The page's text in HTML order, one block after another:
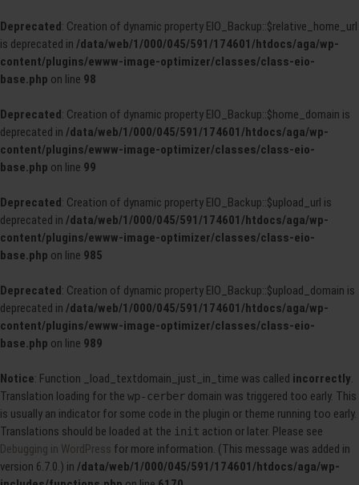
Deprecated: Creation of dynamic property EIO_Backup::$relative_home_url
is deprecated in /data/web/1/000/045/591/174601/htdocs/aga/wp-
content/plugins/ewww-image-optimizer/classes/class-eio-
base.php on line 98
Deprecated: Creation of dynamic property EIO_Backup::$home_domain is
deprecated in /data/web/1/000/045/591/174601/htdocs/aga/wp-
content/plugins/ewww-image-optimizer/classes/class-eio-
base.php on line 99
Deprecated: Creation of dynamic property EIO_Backup::$upload_url is
deprecated in /data/web/1/000/045/591/174601/htdocs/aga/wp-
content/plugins/ewww-image-optimizer/classes/class-eio-
base.php on line 985
Deprecated: Creation of dynamic property EIO_Backup::$upload_domain is
deprecated in /data/web/1/000/045/591/174601/htdocs/aga/wp-
content/plugins/ewww-image-optimizer/classes/class-eio-
base.php on line 989
Notice: Function _load_textdomain_just_in_time was called incorrectly.
Translation loading for the wp-cerber domain was triggered too early. This
is usually an indicator for some code in the plugin or theme running too early.
Translations should be loaded at the init action or later. Please see
Debugging in WordPress for more information. (This message was added in
version 6.7.0.) in /data/web/1/000/045/591/174601/htdocs/aga/wp-